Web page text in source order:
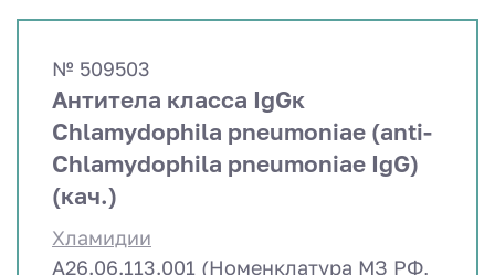
№ 509503
Антитела класса IgGк
Chlamydophila pneumoniae (anti-
Chlamydophila pneumoniae IgG)
(кач.)
Хламидии
A26.06.113.001 (Номенклатура МЗ РФ,